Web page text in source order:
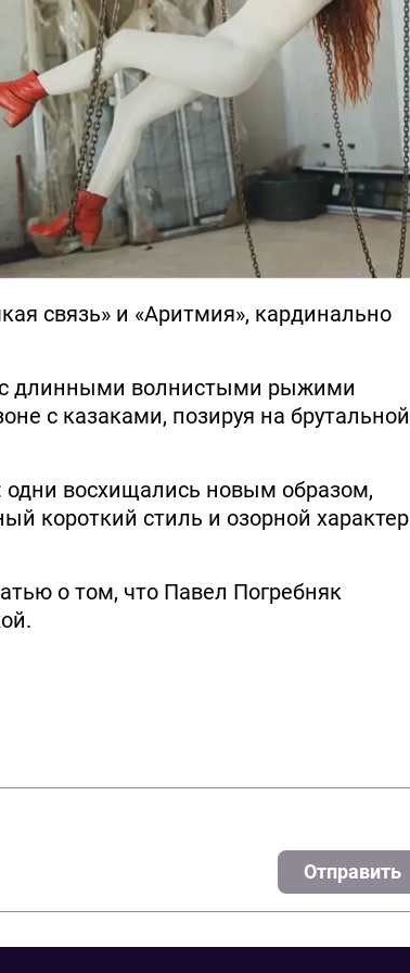
связь» и «Аритмия», кардинально
с длинными волнистыми рыжими
с казаками, позируя на брутальной
восхищались новым образом,
короткий стиль и озорной характер
о том, что Павел Погребняк
Отправить